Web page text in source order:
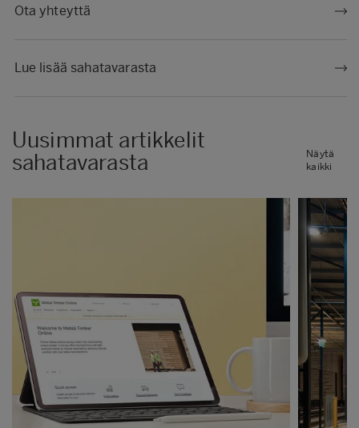
Ota yhteyttä
Lue lisää sahatavarasta
Uusimmat artikkelit
sahatavarasta
Näytä
kaikki